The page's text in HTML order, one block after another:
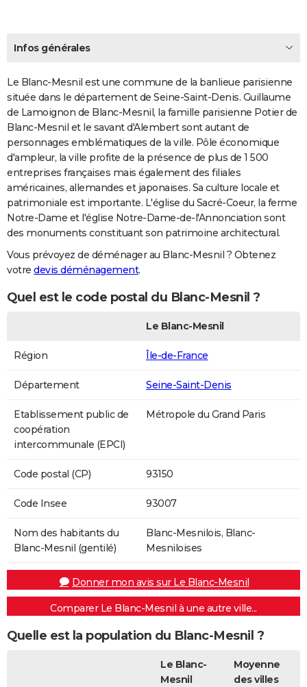
Infos générales
Le Blanc-Mesnil est une commune de la banlieue parisienne
située dans le département de Seine-Saint-Denis. Guillaume
de Lamoignon de Blanc-Mesnil, la famille parisienne Potier de
Blanc-Mesnil et le savant d'Alembert sont autant de
personnages emblématiques de la ville. Pôle économique
d'ampleur, la ville profite de la présence de plus de 1 500
entreprises françaises mais également des filiales
américaines, allemandes et japonaises. Sa culture locale et
patrimoniale est importante. L'église du Sacré-Coeur, la ferme
Notre-Dame et l'église Notre-Dame-de-l'Annonciation sont
des monuments constituant son patrimoine architectural.
Vous prévoyez de déménager au Blanc-Mesnil ? Obtenez
votre devis déménagement.
Quel est le code postal du Blanc-Mesnil ?
Le Blanc-Mesnil
Région Île-de-France
Département Seine-Saint-Denis
Etablissement public de
coopération
intercommunale (EPCI)
Métropole du Grand Paris
Code postal (CP) 93150
Code Insee 93007
Nom des habitants du
Blanc-Mesnil (gentilé)
Blanc-Mesnilois, Blanc-
Mesniloises
Donner mon avis sur Le Blanc-Mesnil
Comparer Le Blanc-Mesnil à une autre ville...
Quelle est la population du Blanc-Mesnil ?
Le Blanc-
Mesnil
Moyenne
des villes